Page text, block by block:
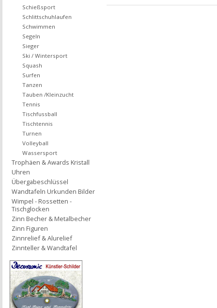
Schießsport
Schlittschuhlaufen
Schwimmen
Segeln
Sieger
Ski / Wintersport
Squash
Surfen
Tanzen
Tauben /Kleinzucht
Tennis
Tischfussball
Tischtennis
Turnen
Volleyball
Wassersport
Trophäen & Awards Kristall
Uhren
Übergabeschlüssel
Wandtafeln Urkunden Bilder
Wimpel - Rossetten -
Tischglocken
Zinn Becher & Metalbecher
Zinn Figuren
Zinnrelief & Alurelief
Zinnteller & Wandtafel